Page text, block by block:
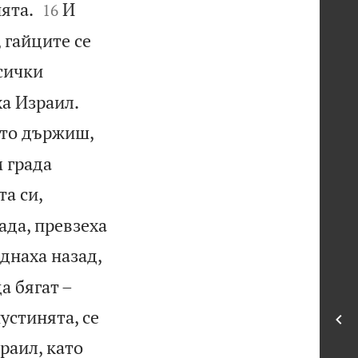

16 И
се
Израил.
държиш,
си,
превзеха
назад,
бягат –
се
като